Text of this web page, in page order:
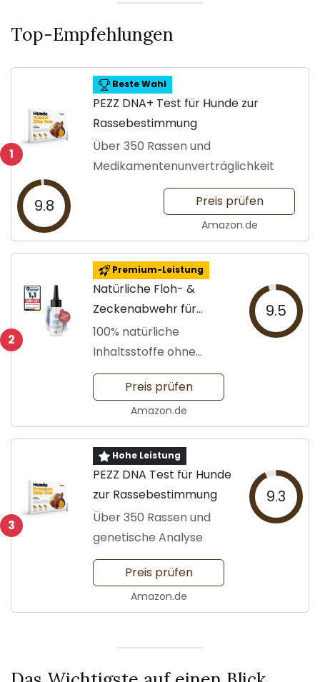
Top-Empfehlungen
1
Beste Wahl
PEZZ DNA+ Test für Hunde zur
Rassebestimmung
Über 350 Rassen und
Medikamentenunverträglichkeit
9.8 Preis prüfen
Amazon.de
2
Premium-Leistung
Natürliche Floh- &
Zeckenabwehr für
Hunde
100% natürliche
Inhaltsstoffe ohne
Chemie
9.5
Preis prüfen
Amazon.de
3
Hohe Leistung
PEZZ DNA Test für Hunde
zur Rassebestimmung
Über 350 Rassen und
genetische Analyse
9.3
Preis prüfen
Amazon.de